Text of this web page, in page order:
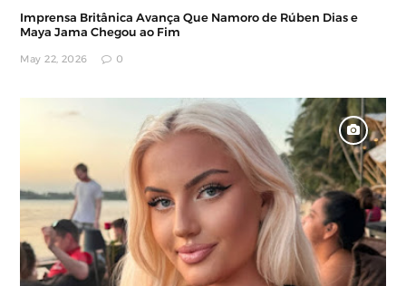
Imprensa Britânica Avança Que Namoro de Rúben Dias e
Maya Jama Chegou ao Fim
May 22, 2026 0